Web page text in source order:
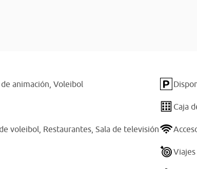
animación, Voleibol
voleibol, Restaurantes, Sala de televisión
Caja